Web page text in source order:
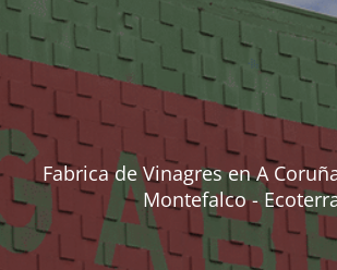
Fabrica de Vinagres en A
Montefalco -